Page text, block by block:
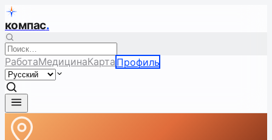
компас.
РаботаМедицинаКарта Профиль